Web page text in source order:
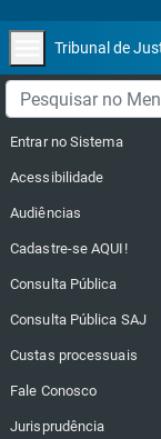
Tribunal de
Menu lateral
Entrar no Sistema
Acessibilidade
Audiências
Cadastre-se AQUI!
Consulta Pública
Consulta Pública SAJ
Custas processuais
Fale Conosco
Jurisprudência